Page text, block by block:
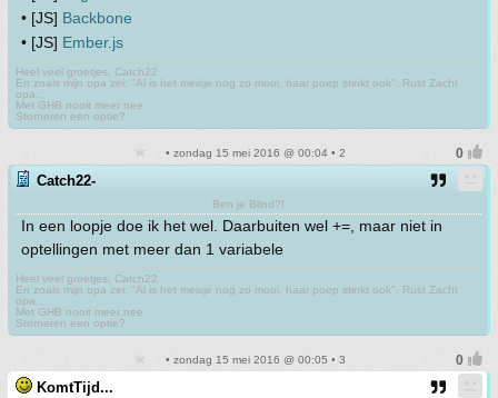
• [JS] Backbone
• [JS] Ember.js
Heel veel groetjes, Catch22
En zoals mijn opa zei: "Al is het meisje nog zo mooi, haar poep stinkt ook". Rust Zacht
opa..
Met GHB nooit meer nee
Storneren een optie?
• zondag 15 mei 2016 @ 00:04 • 2
Catch22-
Ben je Blind?!
In een loopje doe ik het wel. Daarbuiten wel +=, maar niet in
optellingen met meer dan 1 variabele
Heel veel groetjes, Catch22
En zoals mijn opa zei: "Al is het meisje nog zo mooi, haar poep stinkt ook". Rust Zacht
opa..
Met GHB nooit meer nee
Storneren een optie?
• zondag 15 mei 2016 @ 00:05 • 3
KomtTijd...